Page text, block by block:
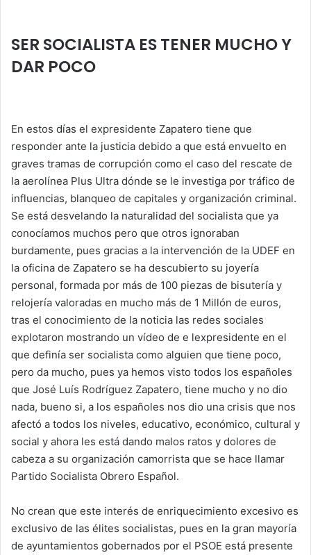
s
A
e
b
k
er e l
p
SER SOCIALISTA ES TENER MUCHO Y
DAR POCO
En estos días el expresidente Zapatero tiene que
responder ante la justicia debido a que está envuelto en
graves tramas de corrupción como el caso del rescate de
la aerolínea Plus Ultra dónde se le investiga por tráfico de
influencias, blanqueo de capitales y organización criminal.
Se está desvelando la naturalidad del socialista que ya
conocíamos muchos pero que otros ignoraban
burdamente, pues gracias a la intervención de la UDEF en
la oficina de Zapatero se ha descubierto su joyería
personal, formada por más de 100 piezas de bisutería y
relojería valoradas en mucho más de 1 Millón de euros,
tras el conocimiento de la noticia las redes sociales
explotaron mostrando un vídeo de e lexpresidente en el
que definía ser socialista como alguien que tiene poco,
pero da mucho, pues ya hemos visto todos los españoles
que José Luís Rodríguez Zapatero, tiene mucho y no dio
nada, bueno si, a los españoles nos dio una crisis que nos
afectó a todos los niveles, educativo, económico, cultural y
social y ahora les está dando malos ratos y dolores de
cabeza a su organización camorrista que se hace llamar
Partido Socialista Obrero Español.
No crean que este interés de enriquecimiento excesivo es
exclusivo de las élites socialistas, pues en la gran mayoría
de ayuntamientos gobernados por el PSOE está presente